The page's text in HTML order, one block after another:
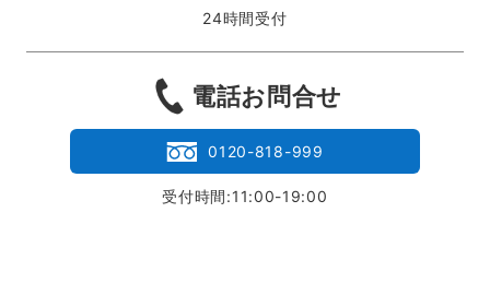
24時間受付
電話お問合せ
0120-818-999
受付時間:11:00-19:00